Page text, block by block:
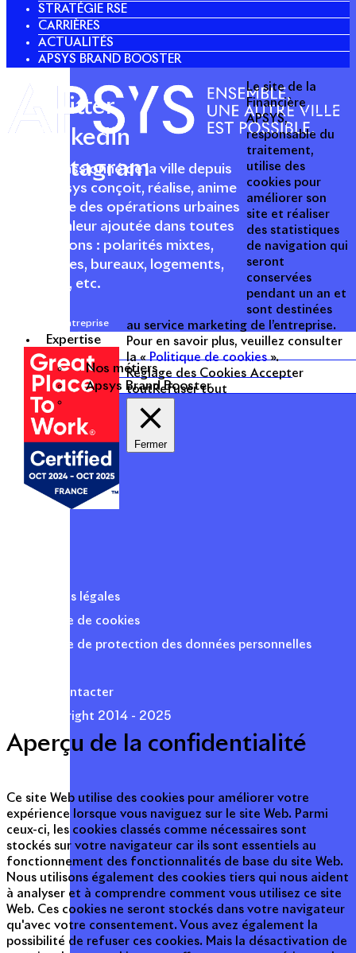
Expertise
Nos métiers
Apsys Brand Booster
STRATÉGIE RSE
CARRIÈRES
ACTUALITÉS
APSYS BRAND BOOSTER
Acteur passionné de la ville depuis
1996, Apsys conçoit, réalise, anime
et valorise des opérations urbaines
à forte valeur ajoutée dans toutes
les fonctions : polarités mixtes,
commerces, bureaux, logements,
hôtellerie, etc.
Une entreprise
certifiée
Mentions légales
Politique de cookies
Politique de protection des données personnelles
Nous contacter
© Copyright 2014 - 2025
Twitter
Linkedin
Instagram
Le site de la
Financière
APSYS,
responsable du
traitement,
utilise des
cookies pour
améliorer son
site et réaliser
des statistiques
de navigation qui
seront
conservées
pendant un an et
sont destinées
au service marketing de l’entreprise.
Pour en savoir plus, veuillez consulter
la «Politique de cookies».
Réglage des Cookies Accepter
tout Refuser tout
Fermer
Aperçu de la confidentialité
Ce site Web utilise des cookies pour améliorer votre
expérience lorsque vous naviguez sur le site Web. Parmi
ceux-ci, les cookies classés comme nécessaires sont
stockés sur votre navigateur car ils sont essentiels au
fonctionnement des fonctionnalités de base du site Web.
Nous utilisons également des cookies tiers qui nous aident
à analyser et à comprendre comment vous utilisez ce site
Web. Ces cookies ne seront stockés dans votre navigateur
qu'avec votre consentement. Vous avez également la
possibilité de refuser ces cookies. Mais la désactivation de